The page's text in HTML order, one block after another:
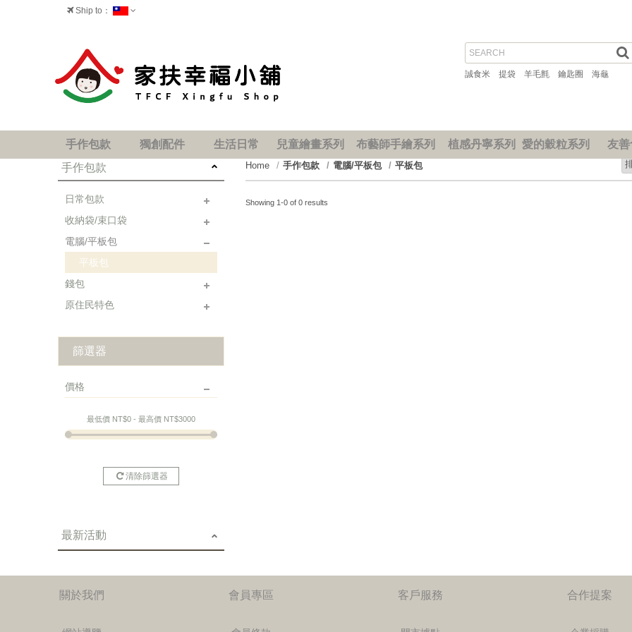
Ship to：
誠食米 提袋 羊毛氈 鑰匙圈 海龜
手作包款 獨創配件 生活日常 兒童繪畫系列 布藝師手繪系列 植感丹寧系列 愛的穀粒系列
友善
手作包款
日常包款
肩背包/側背包
後背包
手提包
手拿包
手機包/手機套
收納袋/束口袋
化妝包
收納袋
筆袋
電腦/平板包
平板包
錢包
零錢包
口金包
原住民特色
篩選器
價格
最低價 NT$0 - 最高價 NT$3000
清除篩選器
最新活動
Home 手作包款 電腦/平板包 平板包
Showing 1-0 of 0 results
關於我們 會員專區 客戶服務 合作提案